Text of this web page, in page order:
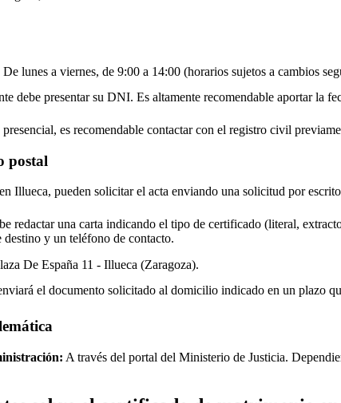
De lunes a viernes, de 9:00 a 14:00 (horarios sujetos a cambios
debe presentar su DNI. Es altamente recomendable aportar la
es recomendable contactar con el registro civil
postal
Illueca, pueden solicitar el acta enviando una solicitud por
redactar una carta indicando el tipo de certificado (literal,
y un teléfono de contacto.
De España 11 - Illueca (Zaragoza).
el documento solicitado al domicilio indicado en un plazo
A través del portal del Ministerio de Justicia.